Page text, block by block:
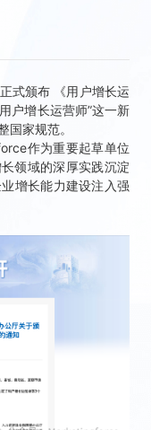
式颁布 《用户增长运
户增长运营师”这一新
国家规范。
作为重要起草单位
领域的深厚实践沉淀
增长能力建设注入强